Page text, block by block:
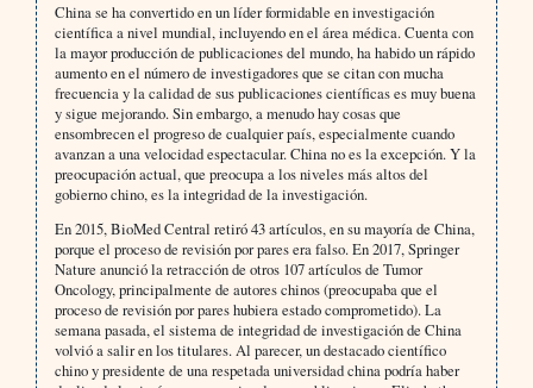
China se ha convertido en un líder formidable en investigación
científica a nivel mundial, incluyendo en el área médica. Cuenta con
la mayor producción de publicaciones del mundo, ha habido un rápido
aumento en el número de investigadores que se citan con mucha
frecuencia y la calidad de sus publicaciones científicas es muy buena
y sigue mejorando. Sin embargo, a menudo hay cosas que
ensombrecen el progreso de cualquier país, especialmente cuando
avanzan a una velocidad espectacular. China no es la excepción. Y la
preocupación actual, que preocupa a los niveles más altos del
gobierno chino, es la integridad de la investigación.
En 2015, BioMed Central retiró 43 artículos, en su mayoría de China,
porque el proceso de revisión por pares era falso. En 2017, Springer
Nature anunció la retracción de otros 107 artículos de Tumor
Oncology, principalmente de autores chinos (preocupaba que el
proceso de revisión por pares hubiera estado comprometido). La
semana pasada, el sistema de integridad de investigación de China
volvió a salir en los titulares. Al parecer, un destacado científico
chino y presidente de una respetada universidad china podría haber